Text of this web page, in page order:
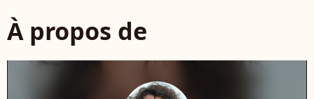
À propos de